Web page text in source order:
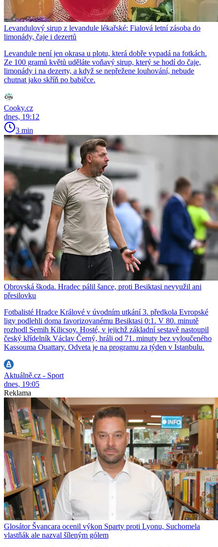
Levandulový sirup z levandule lékařské: Fialová letní zásoba do
limonády, čaje i dezertů
Levandule není jen okrasa u plotu, která dobře vypadá na fotkách.
Ze 100 gramů květů uděláte voňavý sirup, který se hodí do čaje,
limonády i na dezerty, a když se nepřežene louhování, nebude
chutnat jako skříň po babičce.
Cooky.cz
dnes, 19:12
3 min
Obrovská škoda. Hradec pálil šance, proti Besiktasi nevyužil ani
přesilovku
Fotbalisté Hradce Králové v úvodním utkání 3. předkola Evropské
ligy podlehli doma favorizovanému Besiktasi 0:1. V 80. minutě
rozhodl Semih Kilicsoy. Hosté, v jejichž základní sestavě nastoupil
český křídelník Václav Černý, hráli od 71. minuty bez vyloučeného
Kassouma Ouattary. Odveta je na programu za týden v Istanbulu.
Aktuálně.cz - Sport
dnes, 19:05
Reklama
Glosátor Švancara ocenil výkon Sparty proti Lyonu, Suchomela
vlastňák ale nazval šíleným gólem